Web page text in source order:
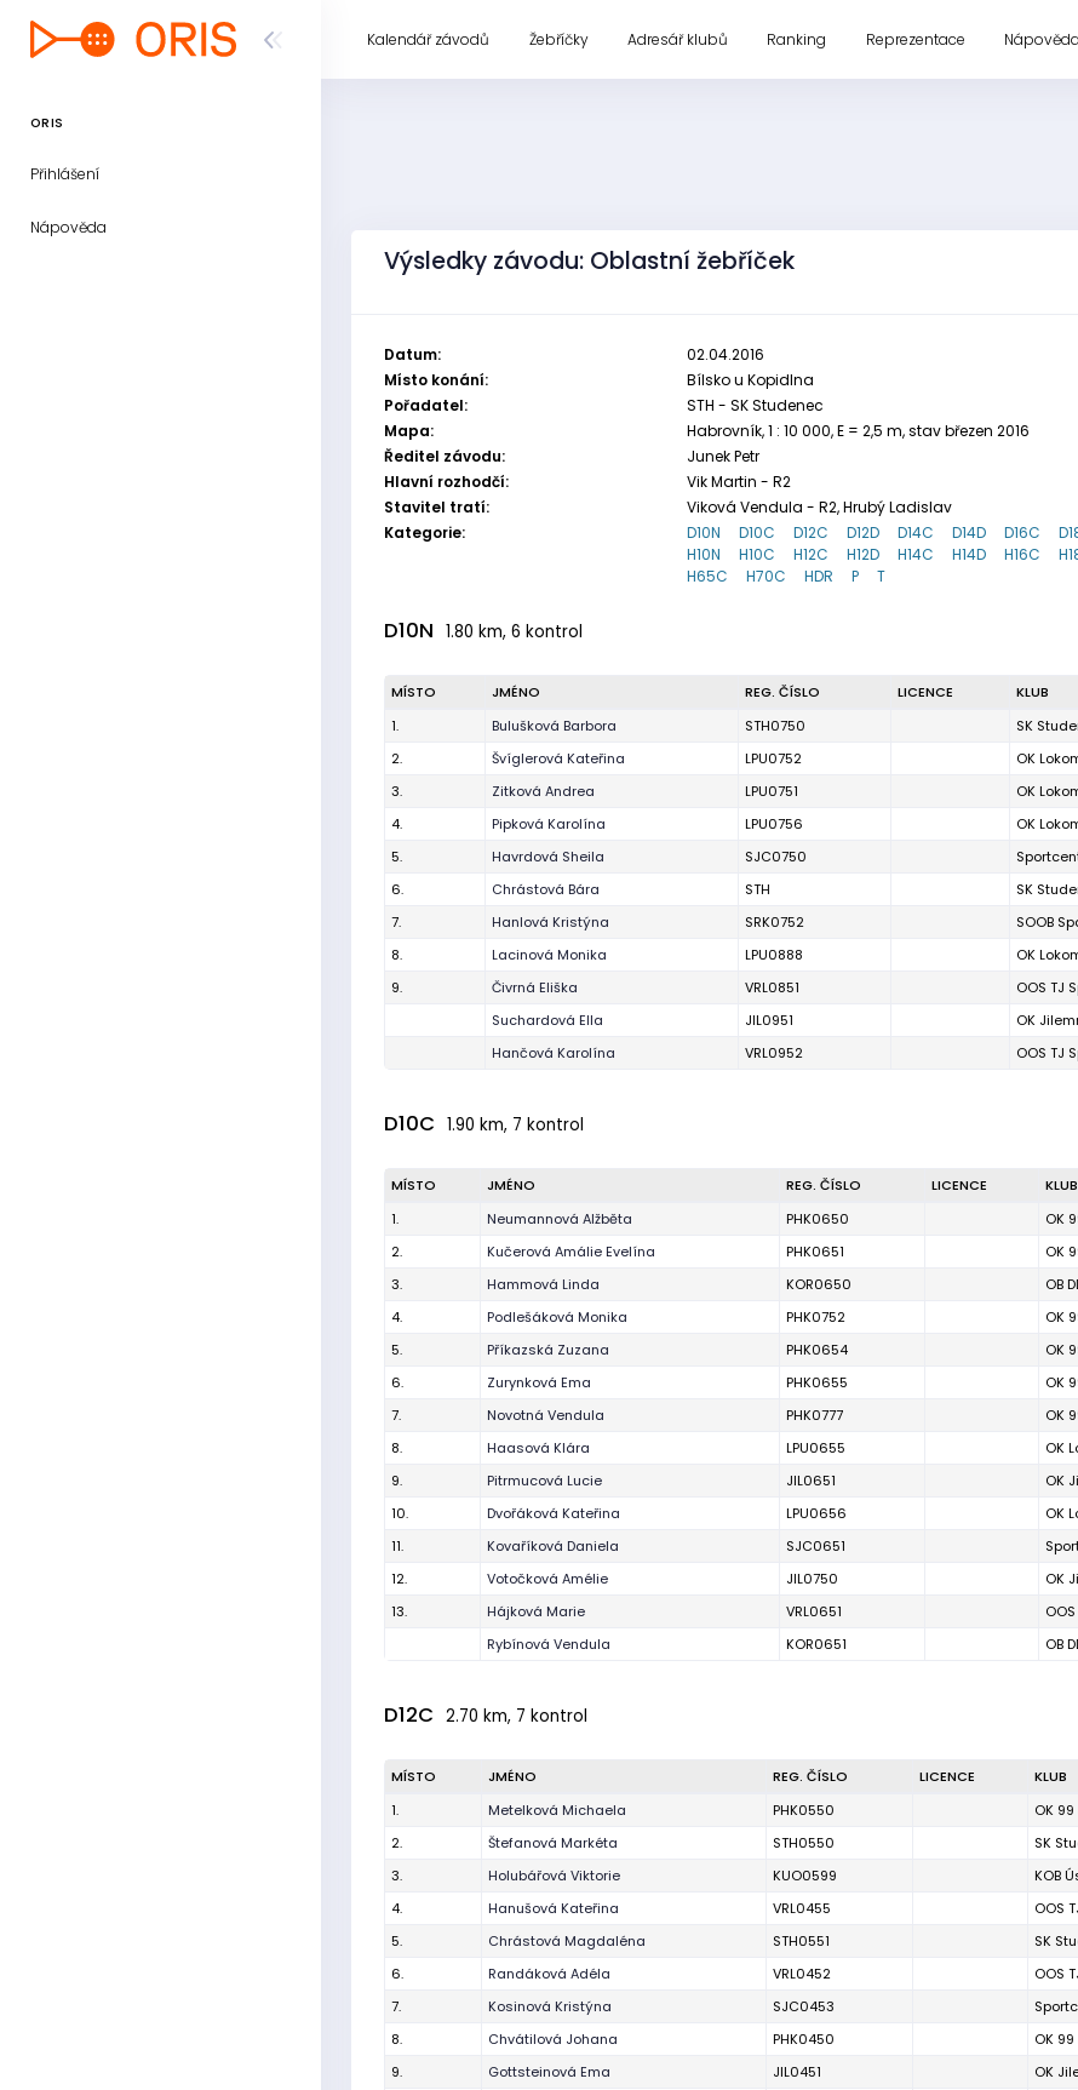
ORIS
Přihlášení
Nápověda
Kalendář závodů Žebříčky Adresář klubů Ranking Reprezentace Nápověda
Výsledky závodu: Oblastní žebříček
Datum:
02.04.2016
Místo konání:
Bílsko u Kopidlna
Pořadatel:
STH - SK Studenec
Mapa:
Habrovník, 1 : 10 000, E = 2,5 m, stav březen 2016
Ředitel závodu:
Junek Petr
Hlavní rozhodčí:
Vik Martin - R2
Stavitel tratí:
Viková Vendula - R2, Hrubý Ladislav
Kategorie:
D10N D10C D12C D12D D14C D14D D16C
H10N
H10C H12C H12D H14C H14D H16C
H65C
H70C HDR P T
D10N 1.80 km, 6 kontrol
MÍSTO JMÉNO REG. ČÍSLO LICENCE KLUB
1.
Bulušková Barbora STH0750 SK
2.
Švíglerová Kateřina LPU0752 OK
3.
Zitková Andrea LPU0751 OK
4.
Pipková Karolína LPU0756 OK
5.
Havrdová Sheila SJC0750
6.
Chrástová Bára STH SK
7.
Hanlová Kristýna SRK0752 SOOB
8.
Lacinová Monika LPU0888 OK
9.
Čivrná Eliška VRL0851 OOS TJ
Suchardová Ella
JIL0951 OK
Hančová Karolína
VRL0952 OOS TJ
D10C 1.90 km, 7 kontrol
MÍSTO JMÉNO REG. ČÍSLO LICENCE KLUB
1.
Neumannová Alžběta PHK0650 OK
2.
Kučerová Amálie Evelína PHK0651 OK
3.
Hammová Linda KOR0650 OB
4.
Podlešáková Monika PHK0752 OK
5.
Příkazská Zuzana PHK0654 OK
6.
Zurynková Ema PHK0655 OK
7.
Novotná Vendula PHK0777 OK
8.
Haasová Klára LPU0655 OK
9.
Pitrmucová Lucie JIL0651 OK
10.
Dvořáková Kateřina LPU0656 OK
11.
Kovaříková Daniela SJC0651
12.
Votočková Amélie JIL0750 OK
13.
Hájková Marie VRL0651
Rybínová Vendula
KOR0651 OB
D12C 2.70 km, 7 kontrol
MÍSTO JMÉNO REG. ČÍSLO LICENCE KLUB
1.
Metelková Michaela PHK0550 OK
2.
Štefanová Markéta STH0550 SK
3.
Holubářová Viktorie KUO0599 KOB
4.
Hanušová Kateřina VRL0455 OOS
5.
Chrástová Magdaléna STH0551 SK
6.
Randáková Adéla VRL0452 OOS
7.
Kosinová Kristýna SJC0453
8.
Chvátilová Johana PHK0450 OK
9.
Gottsteinová Ema JIL0451 OK